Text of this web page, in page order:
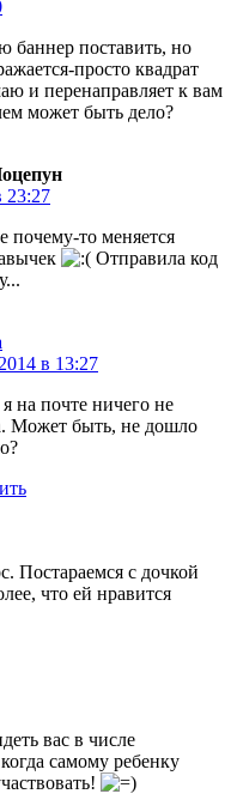
баннер поставить, но
просто квадрат
и перенаправляет к вам
может быть дело?
23:27
почему-то меняется
Отправила код
в 13:27
на почте ничего не
Может быть, не дошло
Постараемся с дочкой
что ей нравится
вас в числе
самому ребенку